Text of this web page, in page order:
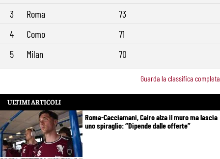
3
Roma
73
4
Como
71
5
Milan 70
Guarda la classifica completa
ULTIMI ARTICOLI
Roma-Cacciamani, Cairo alza il muro ma lascia
uno spiraglio: “Dipende dalle offerte”